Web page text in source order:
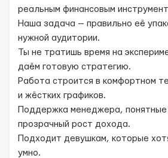
реальным финансовым
Наша задача — правильно её
нужной аудитории.
Ты не тратишь время на
даём готовую стратегию.
Работа строится в комфортном
и жёстких графиков.
Поддержка менеджера, понятные
прозрачный рост дохода.
Подходит девушкам, которые
умно.